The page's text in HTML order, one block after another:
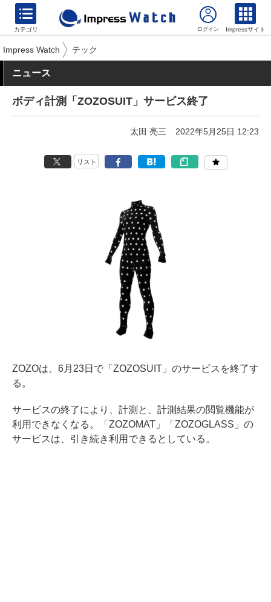
カテゴリ Impressサイト
Impress Watch テック
ニュース
ボディ計測「ZOZOSUIT」サービス終了
太田 亮三 2022年5月25日 12:23
リスト
ZOZOは、6月23日で「ZOZOSUIT」のサービスを終了す
る。
サービスの終了により、計測と、計測結果の閲覧機能が
利用できなくなる。「ZOZOMAT」「ZOZOGLASS」の
サービスは、引き続き利用できるとしている。